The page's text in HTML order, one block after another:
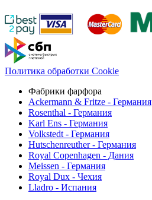
Политика обработки Cookie
Фабрики фарфора
Ackermann & Fritze - Германия
Rosenthal - Германия
Karl Ens - Германия
Volkstedt - Германия
Hutschenreuther - Германия
Royal Copenhagen - Дания
Meissen - Германия
Royal Dux - Чехия
Lladro - Испания